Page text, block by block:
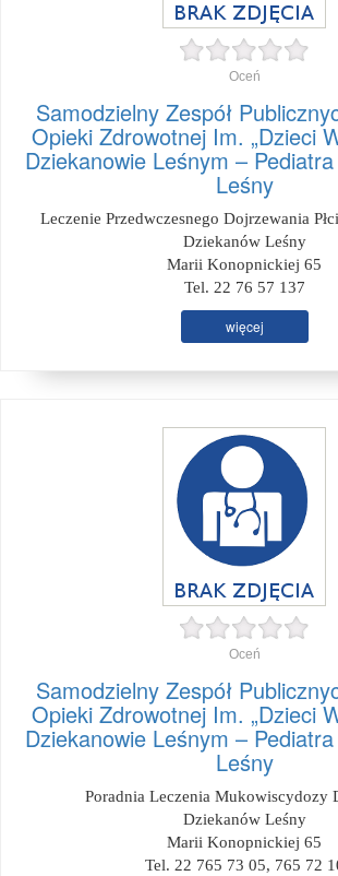
Oceń
Samodzielny Zespół
Opieki Zdrowotnej Im. „Dzieci
Dziekanowie Leśnym –
Leśny
Leczenie Przedwczesnego Dojrzewania
Dziekanów Leśny
Marii Konopnickiej 65
Tel. 22 76 57 137
więcej
Oceń
Samodzielny Zespół
Opieki Zdrowotnej Im. „Dzieci
Dziekanowie Leśnym –
Leśny
Poradnia Leczenia Mukowiscydozy
Dziekanów Leśny
Marii Konopnickiej 65
Tel. 22 765 73 05, 765 72